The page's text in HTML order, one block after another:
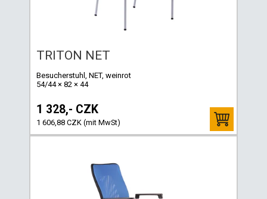
TRITON NET
Besucherstuhl, NET, weinrot
54/44 × 82 × 44
1 328,- CZK
1 606,88 CZK (mit MwSt)